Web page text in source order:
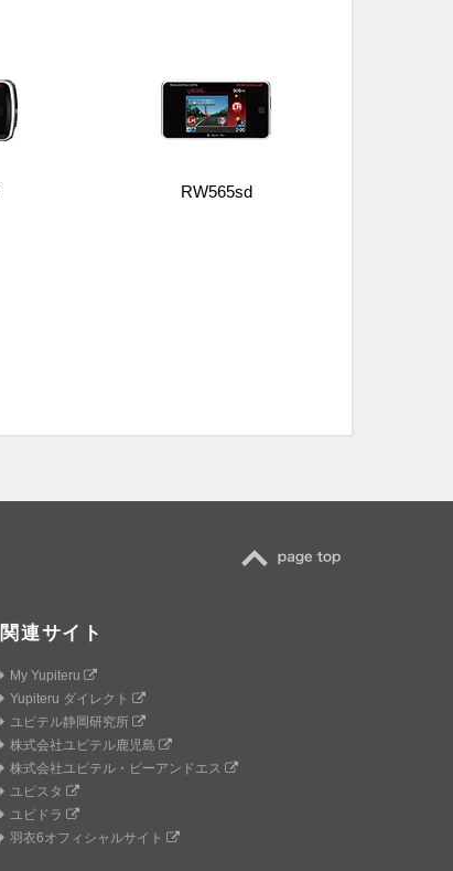
RW565sd
関連サイト
My Yupiteru
Yupiteru ダイレクト
ユピテル静岡研究所
株式会社ユピテル鹿児島
株式会社ユピテル・ピーアンドエス
ユピスタ
ユピドラ
羽衣6オフィシャルサイト